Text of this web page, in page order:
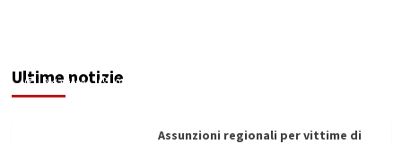
Ultime notizie
Redazione 07/08/2026
Assunzioni regionali per vittime di